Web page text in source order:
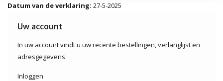
Datum van de verklaring: 27-5-2025
Uw account
In uw account vindt u uw recente bestellingen, verlanglijst en
adresgegevens
Inloggen